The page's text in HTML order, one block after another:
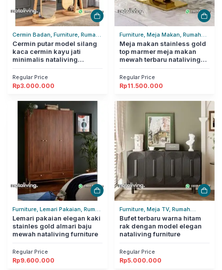
Cermin Badan, Furniture, Rumah
Tangga
Cermin putar model silang
kaca cermin kayu jati
minimalis nataliving
Regular Price
Rp3.000.000
Furniture, Meja Makan, Rumah
Tangga
Meja makan stainless gold
top marmer meja makan
mewah terbaru nataliving
Regular Price
Rp11.500.000
Furniture, Lemari Pakaian, Rumah
Tangga
Lemari pakaian elegan kaki
stainles gold almari baju
mewah nataliving furniture
Regular Price
Rp9.600.000
Furniture, Meja TV, Rumah
Tangga
Bufet terbaru warna hitam
rak dengan model elegan
nataliving furniture
Regular Price
Rp5.000.000